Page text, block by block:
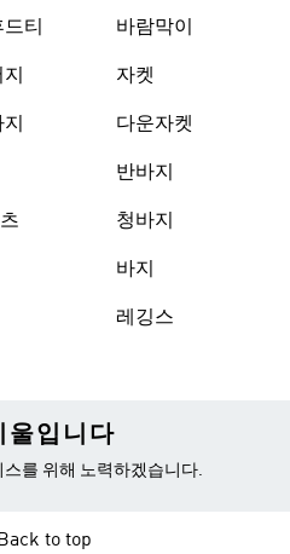
티 바람막이
자켓
다운자켓
반바지
청바지
바지
레깅스
울입니다
를 위해 노력하겠습니다.
Back to top